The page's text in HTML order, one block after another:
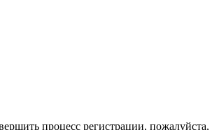
процесс регистрации, пожалуйста,